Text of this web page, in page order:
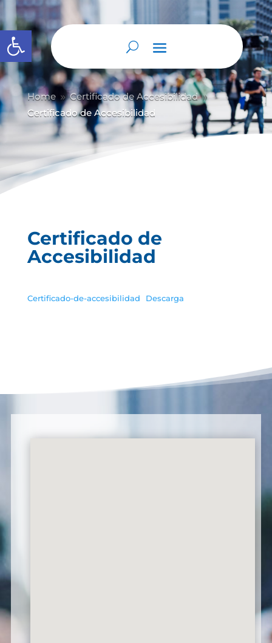
Abrir barra de herramientas
Home 9 Certificado de Accesibilidad 9
Certificado de Accesibilidad
Certificado de
Accesibilidad
Certificado-de-accesibilidad Descarga